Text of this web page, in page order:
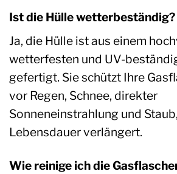
Ist die Hülle wetterbeständig?
Ja, die Hülle ist aus einem
wetterfesten und UV-
gefertigt. Sie schützt Ihre
vor Regen, Schnee, direkter
Sonneneinstrahlung und
Lebensdauer verlängert.
Wie reinige ich die